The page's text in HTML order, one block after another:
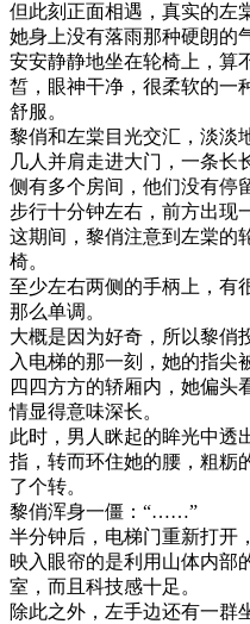
但此刻正面相遇，真实的左
她身上没有落雨那种硬朗的
安安静静地坐在轮椅上，算
皙，眼神干净，很柔软的一
舒服。
黎俏和左棠目光交汇，淡淡
几人并肩走进大门，一条长
侧有多个房间，他们没有停
步行十分钟左右，前方出现
这期间，黎俏注意到左棠的
椅。
至少左右两侧的手柄上，有
那么单调。
大概是因为好奇，所以黎俏
入电梯的那一刻，她的指尖
四四方方的轿厢内，她偏头
情显得意味深长。
此时，男人眯起的眸光中透
指，转而环住她的腰，粗粝
了个转。
黎俏浑身一僵：“……”
半分钟后，电梯门重新打开
映入眼帘的是利用山体内部
室，而且科技感十足。
除此之外，左手边还有一